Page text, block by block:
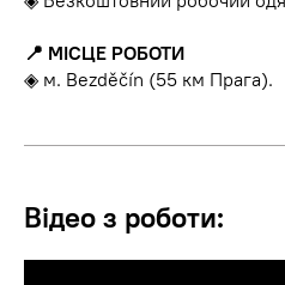
📍 МІСЦЕ РОБОТИ
◈ м. Bezděčín (55 км Прага).
Відео з роботи: